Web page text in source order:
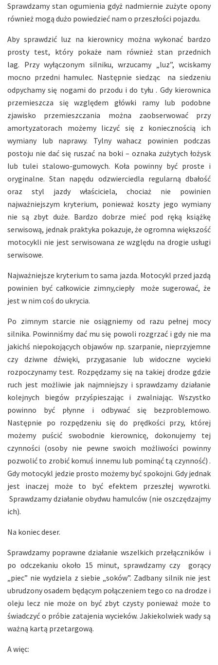
Sprawdzamy stan ogumienia gdyż nadmiernie zużyte opony
również mogą dużo powiedzieć nam o przeszłości pojazdu.
Aby sprawdzić luz na kierownicy można wykonać bardzo
prosty test, który pokaże nam również stan przednich
lag. Przy wyłączonym silniku, wrzucamy „luz”, wciskamy
mocno przedni hamulec. Następnie siedząc na siedzeniu
odpychamy się nogami do przodu i do tyłu . Gdy kierownica
przemieszcza się względem główki ramy lub podobne
zjawisko przemieszczania można zaobserwować przy
amortyzatorach możemy liczyć się z koniecznością ich
wymiany lub naprawy. Tylny wahacz powinien podczas
postoju nie dać się ruszać na boki – oznaka zużytych łożysk
lub tulei stalowo-gumowych. Koła powinny być proste i
oryginalne. Stan napędu odzwierciedla regularną dbałość
oraz styl jazdy właściciela, chociaż nie powinien
najważniejszym kryterium, ponieważ koszty jego wymiany
nie są zbyt duże. Bardzo dobrze mieć pod ręką książkę
serwisową, jednak praktyka pokazuje, że ogromna większość
motocykli nie jest serwisowana ze względu na drogie usługi
serwisowe.
Najważniejsze kryterium to sama jazda. Motocykl przed jazdą
powinien być całkowicie zimny,ciepły może sugerować, że
jest w nim coś do ukrycia.
Po zimnym starcie nie osiągniemy od razu pełnej mocy
silnika. Powinniśmy dać mu się powoli rozgrzać i gdy nie ma
jakichś niepokojących objawów np. szarpanie, nieprzyjemne
czy dziwne dźwięki, przygasanie lub widoczne wycieki
rozpoczynamy test. Rozpędzamy się na takiej drodze gdzie
ruch jest możliwie jak najmniejszy i sprawdzamy działanie
kolejnych biegów przyśpieszając i zwalniając. Wszystko
powinno być płynne i odbywać się bezproblemowo.
Następnie po rozpędzeniu się do prędkości przy, której
możemy puścić swobodnie kierownicę, dokonujemy tej
czynności (osoby nie pewne swoich możliwości powinny
pozwolić to zrobić komuś innemu lub pominąć tą czynność) .
Gdy motocykl jedzie prosto możemy być spokojni. Gdy jednak
jest inaczej może to być efektem przeszłej wywrotki.
Sprawdzamy działanie obydwu hamulców (nie oszczędzajmy
ich).
Na koniec deser.
Sprawdzamy poprawne działanie wszelkich przełączników i
po odczekaniu około 15 minut, sprawdzamy czy gorący
„piec” nie wydziela z siebie „soków”. Zadbany silnik nie jest
ubrudzony osadem będącym połączeniem tego co na drodze i
oleju lecz nie może on być zbyt czysty ponieważ może to
świadczyć o próbie zatajenia wycieków. Jakiekolwiek wady są
ważną kartą przetargową.
A więc: